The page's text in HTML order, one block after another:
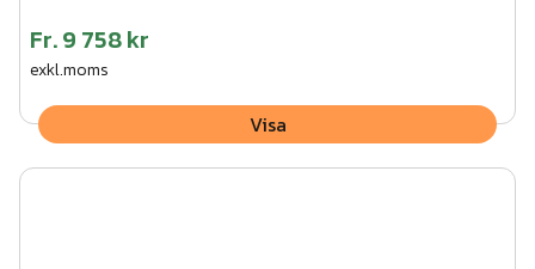
Fr.9 758 kr
exkl.moms
Visa